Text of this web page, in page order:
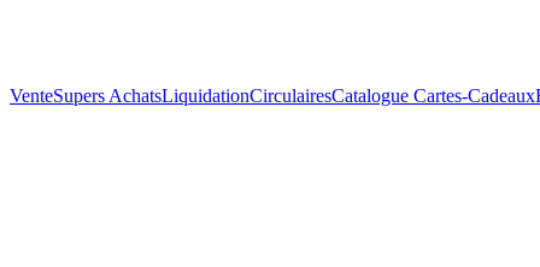
VenteSupers AchatsLiquidationCirculairesCatalogue Cartes-Cadeaux